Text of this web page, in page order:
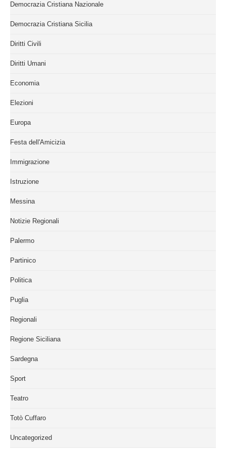
Democrazia Cristiana Nazionale
Democrazia Cristiana Sicilia
Diritti Civili
Diritti Umani
Economia
Elezioni
Europa
Festa dell'Amicizia
Immigrazione
Istruzione
Messina
Notizie Regionali
Palermo
Partinico
Politica
Puglia
Regionali
Regione Siciliana
Sardegna
Sport
Teatro
Totò Cuffaro
Uncategorized